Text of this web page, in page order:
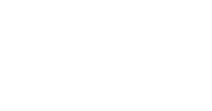
rapport au monde et à